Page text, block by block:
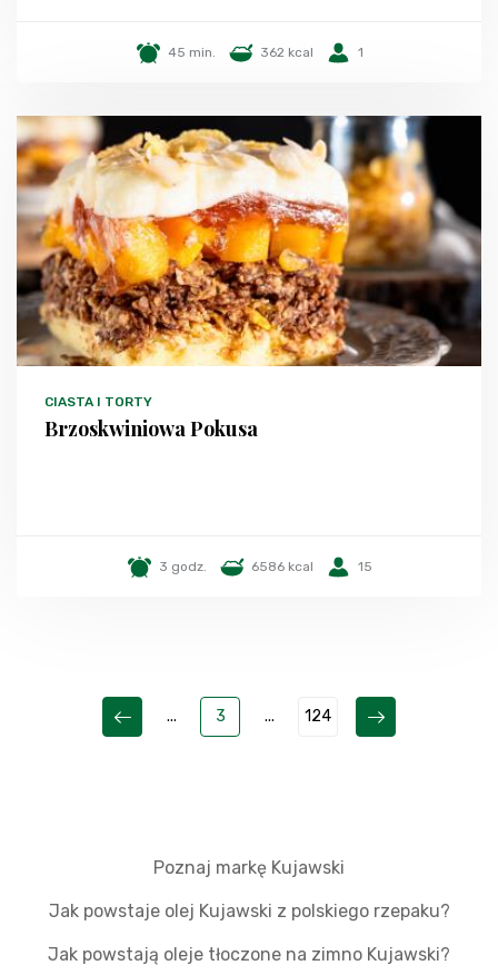
45 min. 362 kcal 1
CIASTA I TORTY
Brzoskwiniowa Pokusa
3 godz. 6586 kcal 15
... 3 ... 124
Poznaj markę Kujawski
Jak powstaje olej Kujawski z polskiego rzepaku?
Jak powstają oleje tłoczone na zimno Kujawski?